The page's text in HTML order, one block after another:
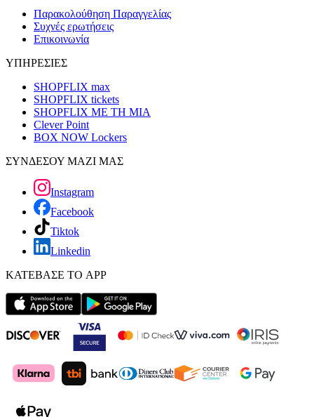
Παρακολούθηση Παραγγελίας
Συχνές ερωτήσεις
Επικοινωνία
ΥΠΗΡΕΣΙΕΣ
SHOPFLIX max
SHOPFLIX tickets
SHOPFLIX ΜΕ ΤΗ ΜΙΑ
Clever Point
BOX NOW Lockers
ΣΥΝΔΕΣΟΥ ΜΑΖΙ ΜΑΣ
Instagram
Facebook
Tiktok
Linkedin
ΚΑΤΕΒΑΣΕ ΤΟ APP